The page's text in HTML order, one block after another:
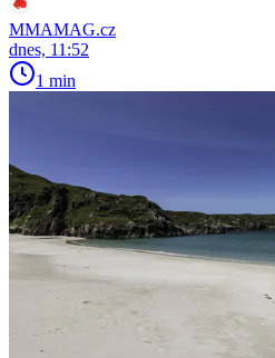
MMAMAG.cz
dnes, 11:52
1 min